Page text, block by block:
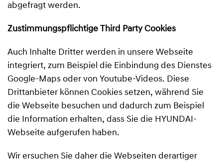
abgefragt werden.
Zustimmungspflichtige Third Party Cookies
Auch Inhalte Dritter werden in unsere Webseite
integriert, zum Beispiel die Einbindung des Dienstes
Google-Maps oder von Youtube-Videos. Diese
Drittanbieter können Cookies setzen, während Sie
die Webseite besuchen und dadurch zum Beispiel
die Information erhalten, dass Sie die HYUNDAI-
Webseite aufgerufen haben.
Wir ersuchen Sie daher die Webseiten derartiger